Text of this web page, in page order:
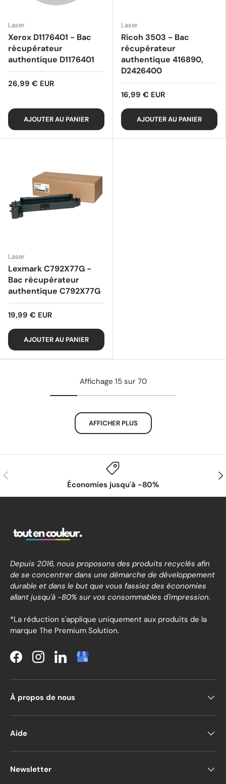
Laser
Xerox D1176401 - Bac
récupérateur
authentique D1176401
26,99 € EUR
AJOUTER AU PANIER
Laser
Ricoh 3503 - Bac
récupérateur
authentique 416890,
D2426400
16,99 € EUR
AJOUTER AU PANIER
Laser
Lexmark C792X77G -
Bac récupérateur
authentique C792X77G
19,99 € EUR
AJOUTER AU PANIER
Affichage 15 sur 70
AFFICHER PLUS
PRÉCÉDENT
Économies jusqu'à -80%
Depuis 2016, nous proposons des produits recyclés afin
de se concentrer dans une démarche de développement
durable et dans le but que vous fassiez des économies
allant jusqu'à -80% sur vos consommables d'impression.
*La réduction s'applique uniquement aux produits de la
marque The Premium Solution.
FacebookInstagramLinkedIn
À propos de nous
Aide
Newsletter